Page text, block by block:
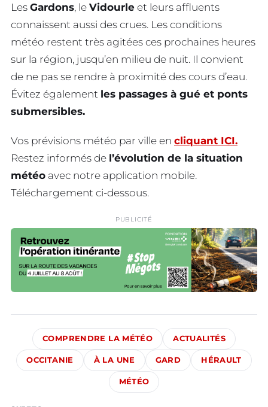
Les Gardons, le Vidourle et leurs affluents
connaissent aussi des crues. Les conditions
météo restent très agitées ces prochaines heures
sur la région, jusqu’en milieu de nuit. Il convient
de ne pas se rendre à proximité des cours d’eau.
Évitez également les passages à gué et ponts
submersibles.
Vos prévisions météo par ville en cliquant ICI.
Restez informés de l’évolution de la situation
météo avec notre application mobile.
Téléchargement ci-dessous.
PUBLICITÉ
COMPRENDRE LA MÉTÉO ACTUALITÉS
OCCITANIE À LA UNE GARD HÉRAULT
MÉTÉO